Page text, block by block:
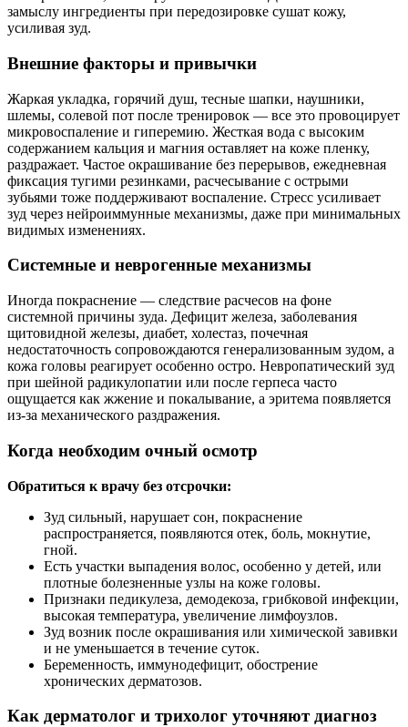
замыслу ингредиенты при передозировке сушат кожу,
усиливая зуд.
Внешние факторы и привычки
Жаркая укладка, горячий душ, тесные шапки, наушники,
шлемы, солевой пот после тренировок — все это провоцирует
микровоспаление и гиперемию. Жесткая вода с высоким
содержанием кальция и магния оставляет на коже пленку,
раздражает. Частое окрашивание без перерывов, ежедневная
фиксация тугими резинками, расчесывание с острыми
зубьями тоже поддерживают воспаление. Стресс усиливает
зуд через нейроиммунные механизмы, даже при минимальных
видимых изменениях.
Системные и неврогенные механизмы
Иногда покраснение — следствие расчесов на фоне
системной причины зуда. Дефицит железа, заболевания
щитовидной железы, диабет, холестаз, почечная
недостаточность сопровождаются генерализованным зудом, а
кожа головы реагирует особенно остро. Невропатический зуд
при шейной радикулопатии или после герпеса часто
ощущается как жжение и покалывание, а эритема появляется
из‑за механического раздражения.
Когда необходим очный осмотр
Обратиться к врачу без отсрочки:
Зуд сильный, нарушает сон, покраснение
распространяется, появляются отек, боль, мокнутие,
гной.
Есть участки выпадения волос, особенно у детей, или
плотные болезненные узлы на коже головы.
Признаки педикулеза, демодекоза, грибковой инфекции,
высокая температура, увеличение лимфоузлов.
Зуд возник после окрашивания или химической завивки
и не уменьшается в течение суток.
Беременность, иммунодефицит, обострение
хронических дерматозов.
Как дерматолог и трихолог уточняют диагноз